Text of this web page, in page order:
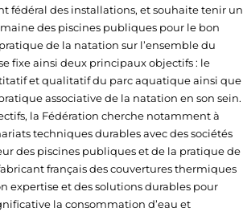
fédéral des installations, et souhaite tenir un
des piscines publiques pour le bon
de la natation sur l’ensemble du
fixe ainsi deux principaux objectifs : le
et qualitatif du parc aquatique ainsi que
associative de la natation en son sein.
la Fédération cherche notamment à
techniques durables avec des sociétés
des piscines publiques et de la pratique de
français des couvertures thermiques
expertise et des solutions durables pour
la consommation d’eau et